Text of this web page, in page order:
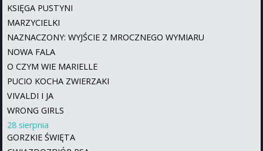
KSIĘGA PUSTYNI
MARZYCIELKI
NAZNACZONY: WYJŚCIE Z MROCZNEGO WYMIARU
NOWA FALA
O CZYM WIE MARIELLE
PUCIO KOCHA ZWIERZAKI
VIVALDI I JA
WRONG GIRLS
28 sierpnia
GORZKIE ŚWIĘTA